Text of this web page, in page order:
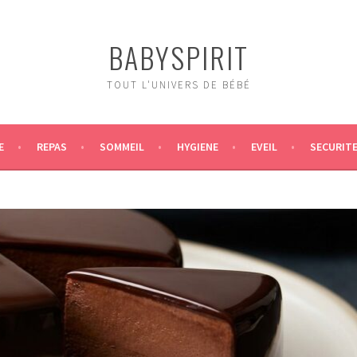
BABYSPIRIT
TOUT L'UNIVERS DE BÉBÉ
REPAS SOMMEIL HYGIENE EVEIL SECURITE